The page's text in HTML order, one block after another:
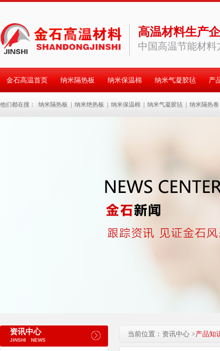
高温材料生产
中国高温节能材料
金石高温首页 纳米隔热板 纳米保温棉 纳米气凝胶毡 产
客户见证
他们都在搜： 纳米隔热板 纳米绝热板 纳米保温棉 纳米气凝胶毡 纳米隔热卷
资讯中心
JINSHI NEWS
当前位置：资讯中心 >产品知